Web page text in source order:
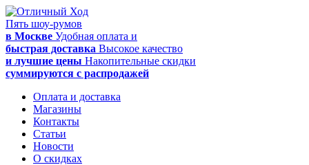
Пять шоу-румов
в Москве Удобная оплата и
быстрая доставка Высокое качество
и лучшие цены Накопительные скидки
суммируются с распродажей
Оплата и доставка
Магазины
Контакты
Статьи
Новости
О скидках